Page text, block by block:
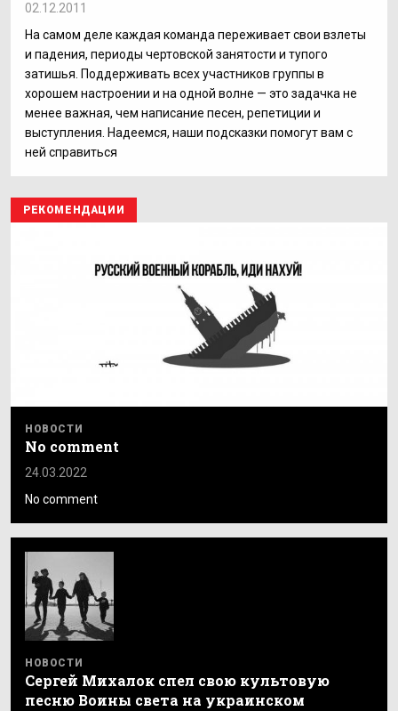
02.12.2011
На самом деле каждая команда переживает свои взлеты
и падения, периоды чертовской занятости и тупого
затишья. Поддерживать всех участников группы в
хорошем настроении и на одной волне — это задачка не
менее важная, чем написание песен, репетиции и
выступления. Надеемся, наши подсказки помогут вам с
ней справиться
РЕКОМЕНДАЦИИ
НОВОСТИ
No comment
24.03.2022
No comment
НОВОСТИ
Сергей Михалок спел свою культовую
песню Воины света на украинском